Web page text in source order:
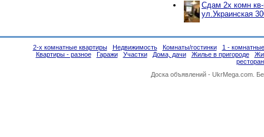
Сдам 2х комн
ул.Украинская
2-х комнатные квартиры Недвижимость Комнаты/гостинки
1 -
Квартиры - разное
Гаражи Участки Дома, дачи Жилье в пригороде
Доска объявлений - UkrMega.com.